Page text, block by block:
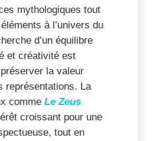
mythologiques tout
à l’univers du
d’un équilibre
et créativité est
la valeur
représentations. La
comme Le Zeus
croissant pour une
tout en